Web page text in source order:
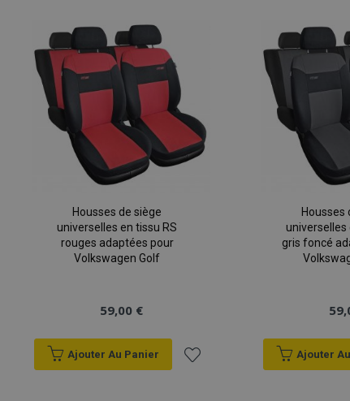
Housses de siège
universelles en tissu RS
rouges adaptées pour
Volkswagen Golf
59,00 €
Ajouter Au Panier
Housses
universelles
gris foncé
Ajouter